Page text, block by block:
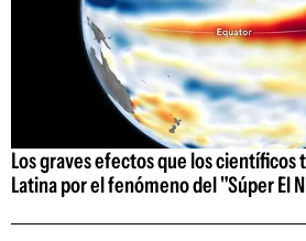
Los graves efectos que los científicos
Latina por el fenómeno del "Súper El